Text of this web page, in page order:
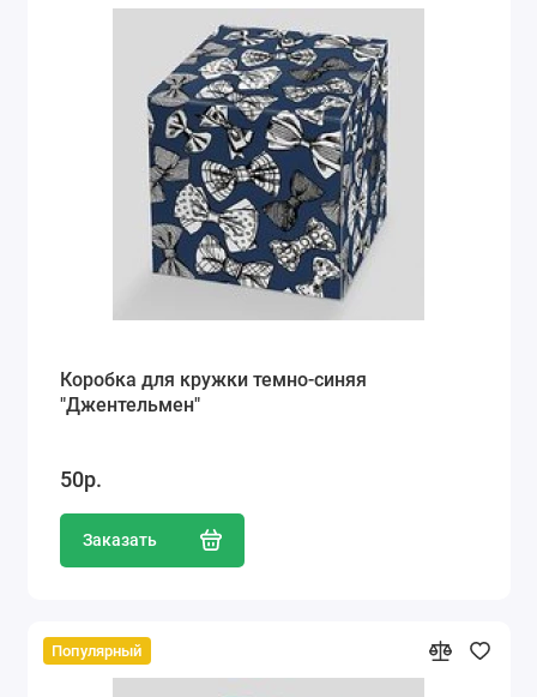
Коробка для кружки темно-синяя
"Джентельмен"
50р.
Заказать
Популярный